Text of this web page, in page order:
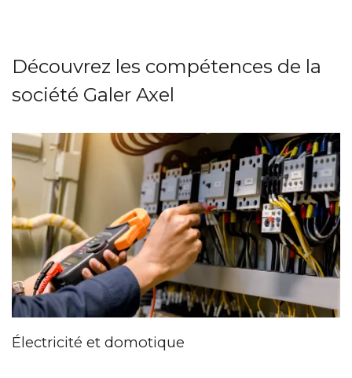
Découvrez les compétences de la
société Galer Axel
Énergies vertes